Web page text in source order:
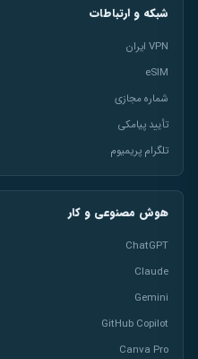
شبکه و ارتباطات
VPN ایران
eSIM
شماره مجازی
تأیید پیامکی
تلگرام پریمیوم
هوش مصنوعی و کار
ChatGPT
Claude
Gemini
GitHub Copilot
Canva Pro